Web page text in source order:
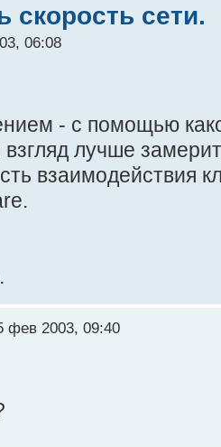
скорость сети.
06:08
- с помощью
лучше
взаимодействия
фев 2003, 09:40